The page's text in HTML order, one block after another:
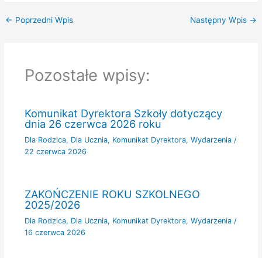
← Poprzedni Wpis Następny Wpis →
Pozostałe wpisy:
Komunikat Dyrektora Szkoły dotyczący
dnia 26 czerwca 2026 roku
Dla Rodzica, Dla Ucznia, Komunikat Dyrektora, Wydarzenia/
22 czerwca 2026
ZAKOŃCZENIE ROKU SZKOLNEGO
2025/2026
Dla Rodzica, Dla Ucznia, Komunikat Dyrektora, Wydarzenia/
16 czerwca 2026